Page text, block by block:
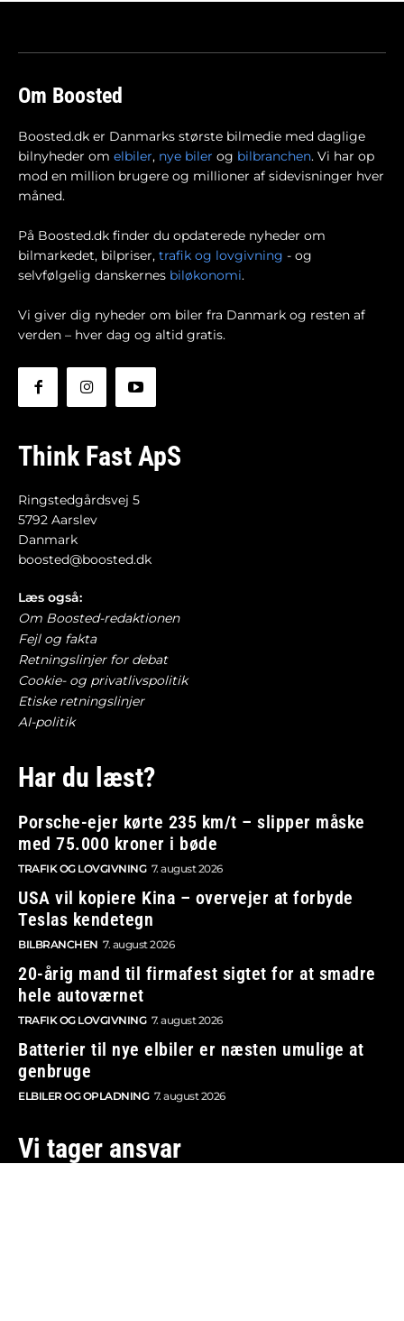
Om Boosted
Boosted.dk er Danmarks største bilmedie med daglige
bilnyheder om elbiler, nye biler og bilbranchen. Vi har op
mod en million brugere og millioner af sidevisninger hver
måned.
På Boosted.dk finder du opdaterede nyheder om
bilmarkedet, bilpriser, trafik og lovgivning - og
selvfølgelig danskernes biløkonomi.
Vi giver dig nyheder om biler fra Danmark og resten af
verden – hver dag og altid gratis.
Think Fast ApS
Ringstedgårdsvej 5
5792 Aarslev
Danmark
boosted@boosted.dk
Læs også:
Om Boosted-redaktionen
Fejl og fakta
Retningslinjer for debat
Cookie- og privatlivspolitik
Etiske retningslinjer
AI-politik
Har du læst?
Porsche-ejer kørte 235 km/t – slipper måske
med 75.000 kroner i bøde
TRAFIK OG LOVGIVNING 7. august 2026
USA vil kopiere Kina – overvejer at forbyde
Teslas kendetegn
BILBRANCHEN 7. august 2026
20-årig mand til firmafest sigtet for at smadre
hele autoværnet
TRAFIK OG LOVGIVNING 7. august 2026
Batterier til nye elbiler er næsten umulige at
genbruge
ELBILER OG OPLADNING 7. august 2026
Vi tager ansvar